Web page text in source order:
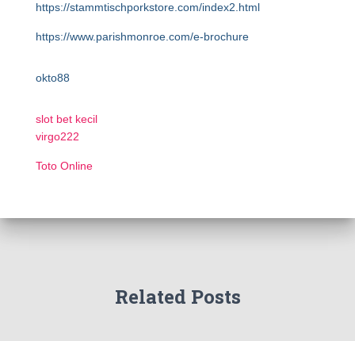
https://stammtischporkstore.com/index2.html
https://www.parishmonroe.com/e-brochure
okto88
slot bet kecil
virgo222
Toto Online
Related Posts